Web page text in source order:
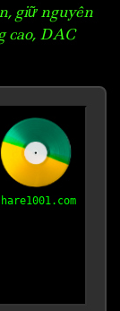
giữ nguyên
cao, DAC